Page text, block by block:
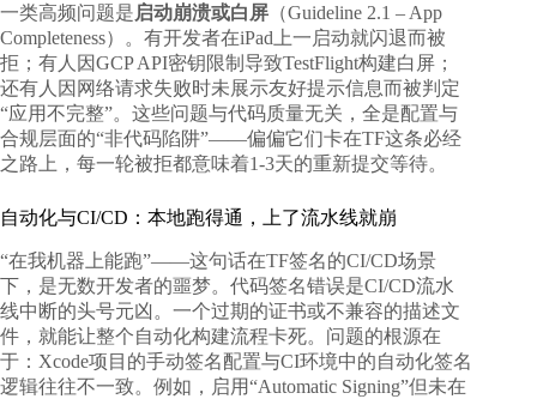
一类高频问题是启动崩溃或白屏 （Guideline 2.1 – App
Completeness）。有开发者在iPad上一启动就闪退而被
拒；有人因GCP API密钥限制导致TestFlight构建白屏；
还有人因网络请求失败时未展示友好提示信息而被判定
“应用不完整”。这些问题与代码质量无关，全是配置与
合规层面的“非代码陷阱”——偏偏它们卡在TF这条必经
之路上，每一轮被拒都意味着1-3天的重新提交等待。
自动化与CI/CD：本地跑得通，上了流水线就崩
“在我机器上能跑”——这句话在TF签名的CI/CD场景
下，是无数开发者的噩梦。代码签名错误是CI/CD流水
线中断的头号元凶。一个过期的证书或不兼容的描述文
件，就能让整个自动化构建流程卡死。问题的根源在
于：Xcode项目的手动签名配置与CI环境中的自动化签名
逻辑往往不一致。例如，启用“Automatic Signing”但未在